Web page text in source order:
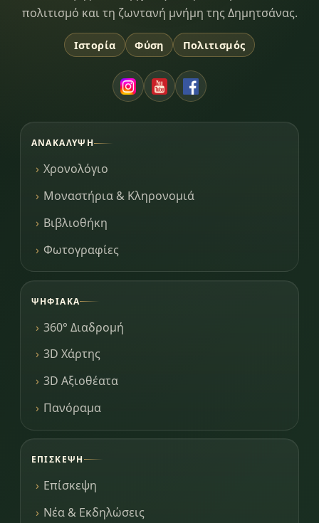
πολιτισμό και τη ζωντανή μνήμη της Δημητσάνας.
Ιστορία Φύση Πολιτισμός
ΑΝΑΚΆΛΥΨΗ
Χρονολόγιο
Μοναστήρια & Κληρονομιά
Βιβλιοθήκη
Φωτογραφίες
ΨΗΦΙΑΚΆ
360° Διαδρομή
3D Χάρτης
3D Αξιοθέατα
Πανόραμα
ΕΠΊΣΚΕΨΗ
Επίσκεψη
Νέα & Εκδηλώσεις